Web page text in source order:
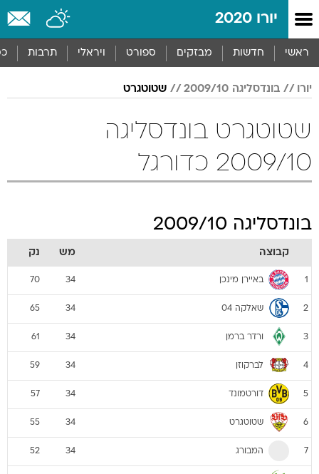
יורו 2020
ראשי חדשות מבזקים ספורט ויראלי תרבות
יורו בונדסליגה 2009/10 שטוטגרט
שטוטגרט בונדסליגה
2009/10 כדורגל
בונדסליגה 2009/10
קבוצה מש נק
1 באיירן מינכן 34
70
2 שאלקה 04 34
65
3 ורדר ברמן 34
61
4 לברקוזן 34
59
5 דורטמונד 34
57
6 שטוטגרט 34
55
7 המבורג 34
52